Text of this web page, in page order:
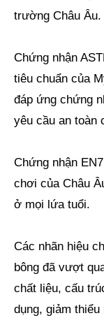
trường Châu Âu.
Chứng nhận
tiêu chuẩn của
đáp ứng chứng
yêu cầu an toàn
Chứng nhận
chơi của Châu
ở mọi lứa tuổi.
Các nhãn hiệu
bông đã vượt
chất liệu, cấu
dụng, giảm